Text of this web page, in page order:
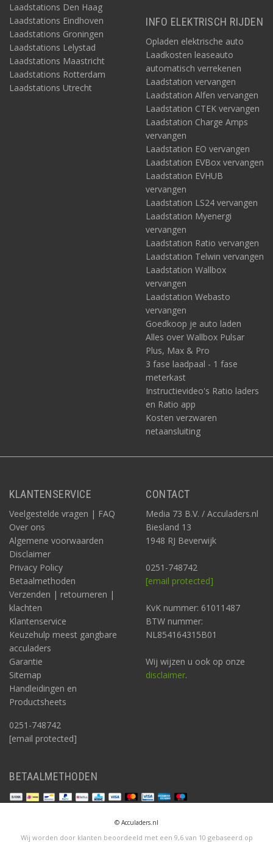
Laadstations Den Haag
Laadstations Eindhoven
Laadstations Groningen
Laadstations Lelystad
Laadstations Maastricht
Laadstations Rotterdam
Laadstations Utrecht
INFO ELEKTRISCH RIJDEN
Opladen elektrische auto
Laadkosten leaseauto
automatisch verrekenen
Laadstation vervangen
Laadstation Alfen vervangen
Laadstation CTEK vervangen
Laadstation Charge Amps
vervangen
Laadstation EO vervangen
Laadstation EVBox vervangen
Laadstation EVHUB
vervangen
Laadstation LS24 vervangen
Laadstation Myenergi
vervangen
Laadstation Ratio vervangen
Laadstation Telwin vervangen
Laadstation Wallbox
vervangen
Laadstation Webasto
vervangen
Goedkoop je auto laden
Alles over Wallbox Pulsar
Plus, Max & Pro
3 fase laadpaal - 1 fase
meterkast
Instructievideo's Ratio laders
en Ratio app
Kosten verzwaren
netaansluiting
KLANTENSERVICE
Veelgestelde vragen | FAQ
Over ons
Algemene voorwaarden
Disclaimer
Privacy Policy
Betaalmethoden
Verzenden | retourneren |
klachten
Klantenservice
Keuzehulp meest gangbare
acculaders
Garantie
Sitemap
Handleidingen en
Productsheets
0251-748742
[email protected]
CONTACT
Media 73 B.V. / Acculaders.nl
Biesland 13
1948 RJ Beverwijk
0251-748742
[email protected]
KvK nummer: 61011487
BTW nummer:
NL854164315B01
Wij wijzen u ook op onze
disclaimer.
BETAALMETHODEN
© Acculaders.nl
Wij worden door klanten beoordeeld met een 9,6van 10 gebaseerd op